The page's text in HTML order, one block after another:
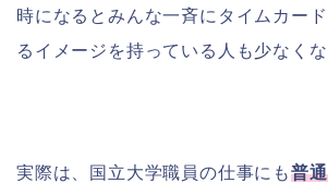
時になるとみんな一斉にタイムカー
るイメージを持っている人も少なくな
実際は、国立大学職員の仕事にも普